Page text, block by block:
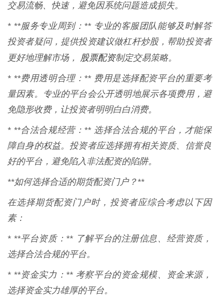
交易流畅、快速，避免因系统问题造成损失。
* **服务专业周到：** 专业的客服团队能够及时解答
投资者疑问，提供投资建议做杠杆炒股，帮助投资者
更好地理解市场，
股票配资制定交易策略。
* **费用透明合理：** 费用是选择配资平台的重要考
量因素。专业的平台会公开透明地展示各项费用，避
免隐形收费，让投资者明明白白消费。
* **合法合规经营：** 选择合法合规的平台，才能保
障自身的权益。投资者应选择拥有相关资质、信誉良
好的平台，避免陷入非法配资的陷阱。
**如何选择合适的期货配资门户？**
在选择期货配资门户时，投资者应综合考虑以下因
素：
* **平台资质：** 了解平台的注册信息、经营资质，
选择合法合规的平台。
* **资金实力：** 考察平台的资金规模、资金来源，
选择资金实力雄厚的平台。